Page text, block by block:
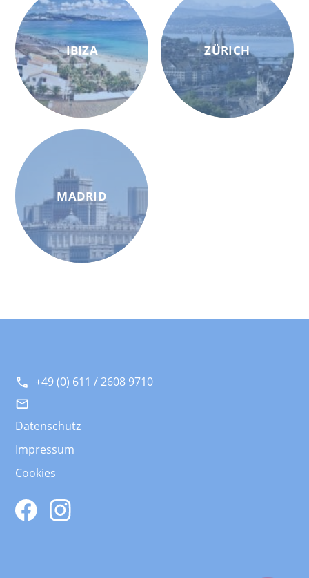
IBIZA
MADRID
ZÜRICH
+49 (0) 611 / 2608 9710
Datenschutz
Impressum
Cookies